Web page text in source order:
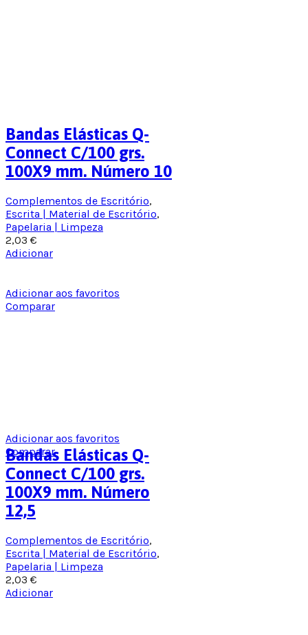
Adicionar aos favoritos
Comparar
Bandas Elásticas Q-
Connect C/100 grs.
100X9 mm. Número 10
Complementos de Escritório,
Escrita | Material de Escritório,
Papelaria | Limpeza
2,03 €
Adicionar
Adicionar aos favoritos
Comparar
Bandas Elásticas Q-
Connect C/100 grs.
100X9 mm. Número
12,5
Complementos de Escritório,
Escrita | Material de Escritório,
Papelaria | Limpeza
2,03 €
Adicionar